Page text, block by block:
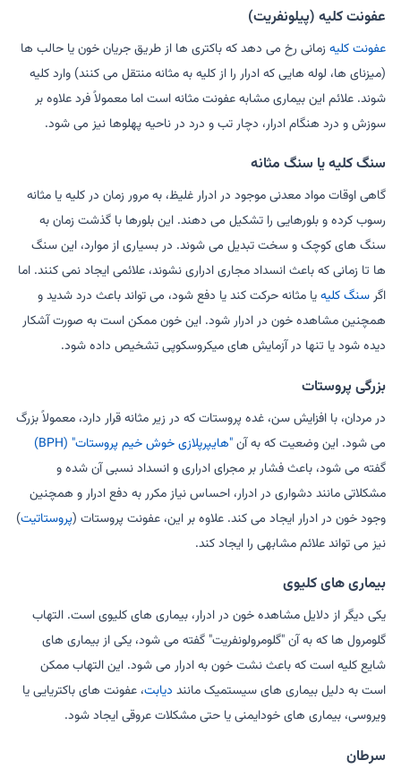
عفونت کلیه (پیلونفریت)
عفونت کلیه زمانی رخ می دهد که باکتری ها از طریق جریان خون یا حالب ها
(میزنای ها، لوله هایی که ادرار را از کلیه به مثانه منتقل می کنند) وارد کلیه
شوند. علائم این بیماری مشابه عفونت مثانه است اما معمولاً فرد علاوه بر
سوزش و درد هنگام ادرار، دچار تب و درد در ناحیه پهلوها نیز می شود.
سنگ کلیه یا سنگ مثانه
گاهی اوقات مواد معدنی موجود در ادرار غلیظ، به مرور زمان در کلیه یا مثانه
رسوب کرده و بلورهایی را تشکیل می دهند. این بلورها با گذشت زمان به
سنگ های کوچک و سخت تبدیل می شوند. در بسیاری از موارد، این سنگ
ها تا زمانی که باعث انسداد مجاری ادراری نشوند، علائمی ایجاد نمی کنند. اما
اگرسنگ کلیهیا مثانه حرکت کند یا دفع شود، می تواند باعث درد شدید و
همچنین مشاهده خون در ادرار شود. این خون ممکن است به صورت آشکار
دیده شود یا تنها در آزمایش های میکروسکوپی تشخیص داده شود.
بزرگی پروستات
در مردان، با افزایش سن، غده پروستات که در زیر مثانه قرار دارد، معمولاً بزرگ
می شود. این وضعیت که به آن"هایپرپلازی خوش خیم پروستات" (BPH)
گفته می شود، باعث فشار بر مجرای ادراری و انسداد نسبی آن شده و
مشکلاتی مانند دشواری در ادرار، احساس نیاز مکرر به دفع ادرار و همچنین
وجود خون در ادرار ایجاد می کند. علاوه بر این، عفونت پروستات (پروستاتیت)
نیز می تواند علائم مشابهی را ایجاد کند.
بیماری های کلیوی
یکی دیگر از دلایل مشاهده خون در ادرار، بیماری های کلیوی است. التهاب
گلومرول ها که به آن "گلومرولونفریت" گفته می شود، یکی از بیماری های
شایع کلیه است که باعث نشت خون به ادرار می شود. این التهاب ممکن
است به دلیل بیماری های سیستمیک مانند دیابت، عفونت های باکتریایی یا
ویروسی، بیماری های خودایمنی یا حتی مشکلات عروقی ایجاد شود.
سرطان